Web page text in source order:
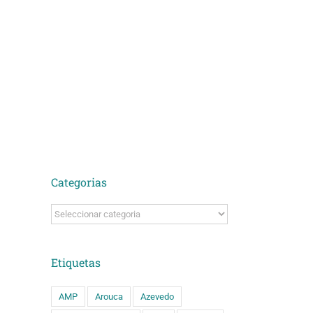
Categorias
Categorias
Etiquetas
AMP Arouca Azevedo